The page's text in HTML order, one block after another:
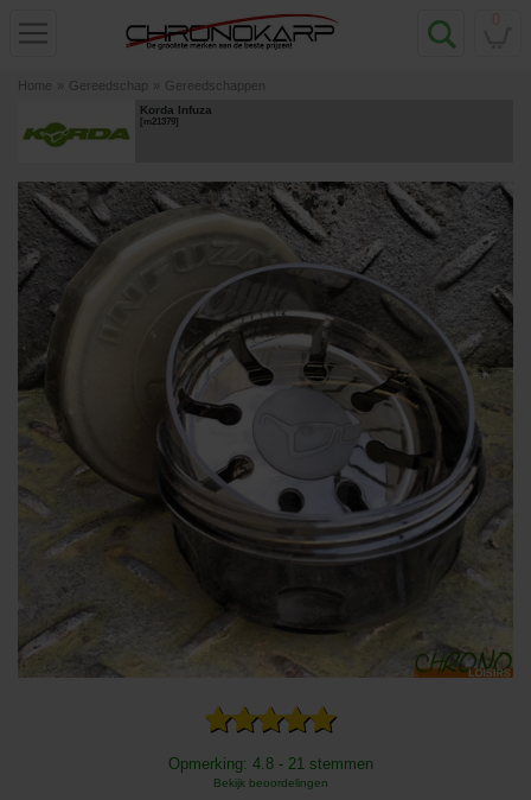
Home » Gereedschap » Gereedschappen
Korda Infuza
m21379]
Opmerking: 4.8 - 21 stemmen
Bekijk beoordelingen